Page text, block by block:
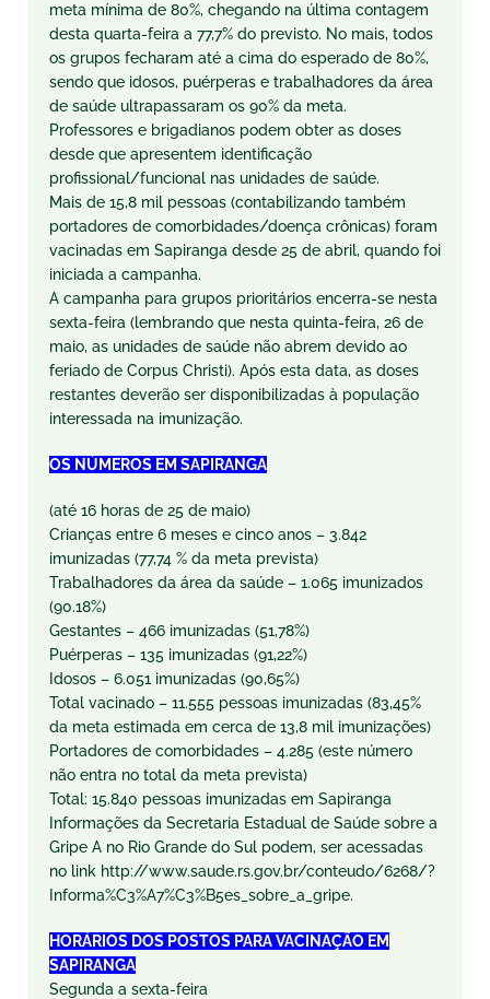
meta mínima de 80%, chegando na última contagem
desta quarta-feira a 77,7% do previsto. No mais, todos
os grupos fecharam até a cima do esperado de 80%,
sendo que idosos, puérperas e trabalhadores da área
de saúde ultrapassaram os 90% da meta.
Professores e brigadianos podem obter as doses
desde que apresentem identificação
profissional/funcional nas unidades de saúde.
Mais de 15,8 mil pessoas (contabilizando também
portadores de comorbidades/doença crônicas) foram
vacinadas em Sapiranga desde 25 de abril, quando foi
iniciada a campanha.
A campanha para grupos prioritários encerra-se nesta
sexta-feira (lembrando que nesta quinta-feira, 26 de
maio, as unidades de saúde não abrem devido ao
feriado de Corpus Christi). Após esta data, as doses
restantes deverão ser disponibilizadas à população
interessada na imunização.
OS NÚMEROS EM SAPIRANGA
(até 16 horas de 25 de maio)
Crianças entre 6 meses e cinco anos – 3.842
imunizadas (77,74 % da meta prevista)
Trabalhadores da área da saúde – 1.065 imunizados
(90.18%)
Gestantes – 466 imunizadas (51,78%)
Puérperas – 135 imunizadas (91,22%)
Idosos – 6.051 imunizadas (90,65%)
Total vacinado – 11.555 pessoas imunizadas (83,45%
da meta estimada em cerca de 13,8 mil imunizações)
Portadores de comorbidades – 4.285 (este número
não entra no total da meta prevista)
Total: 15.840 pessoas imunizadas em Sapiranga
Informações da Secretaria Estadual de Saúde sobre a
Gripe A no Rio Grande do Sul podem, ser acessadas
no link http://www.saude.rs.gov.br/conteudo/6268/?
Informa%C3%A7%C3%B5es_sobre_a_gripe.
HORÁRIOS DOS POSTOS PARA VACINAÇÃO EM
SAPIRANGA
Segunda a sexta-feira